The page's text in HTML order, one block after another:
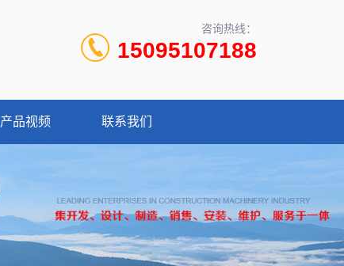
咨询热线：
15095107188
产品视频 联系我们